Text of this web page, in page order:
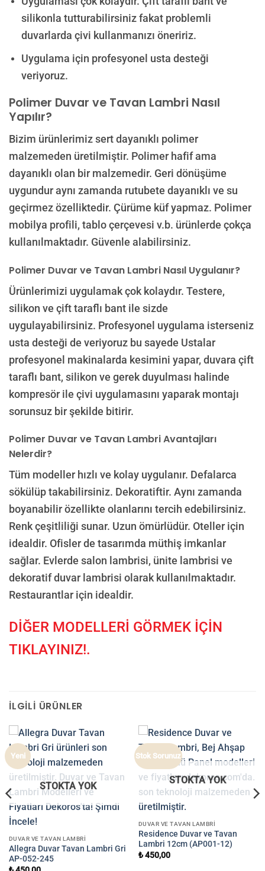
silikonla tutturabilirsiniz fakat problemli
duvarlarda çivi kullanmanızı öneririz.
Uygulama için profesyonel usta desteği
veriyoruz.
Polimer Duvar ve Tavan Lambri Nasıl
Yapılır?
Bizim ürünlerimiz sert dayanıklı polimer
malzemeden üretilmiştir. Polimer hafif ama
dayanıklı olan bir malzemedir. Geri dönüşüme
uygundur aynı zamanda rutubete dayanıklı ve su
geçirmez özelliktedir. Çürüme küf yapmaz. Polimer
mobilya profili, tablo çerçevesi v.b. ürünlerde çokça
kullanılmaktadır. Güvenle alabilirsiniz.
Polimer Duvar ve Tavan Lambri Nasıl Uygulanır?
Ürünlerimizi uygulamak çok kolaydır. Testere,
silikon ve çift taraflı bant ile sizde
uygulayabilirsiniz. Profesyonel uygulama isterseniz
usta desteği de veriyoruz bu sayede Ustalar
profesyonel makinalarda kesimini yapar, duvara çift
taraflı bant, silikon ve gerek duyulması halinde
kompresör ile çivi uygulamasını yaparak montajı
sorunsuz bir şekilde bitirir.
Polimer Duvar ve Tavan Lambri Avantajları
Nelerdir?
Tüm modeller hızlı ve kolay uygulanır. Defalarca
sökülüp takabilirsiniz. Dekoratiftir. Aynı zamanda
boyanabilir özellikte olanlarını tercih edebilirsiniz.
Renk çeşitliliği sunar. Uzun ömürlüdür. Oteller için
idealdir. Ofisler de tasarımda müthiş imkanlar
sağlar. Evlerde salon lambrisi, ünite lambrisi ve
dekoratif duvar lambrisi olarak kullanılmaktadır.
Restaurantlar için idealdir.
DİĞER MODELLERİ GÖRMEK İÇİN
TIKLAYINIZ!.
İLGILI ÜRÜNLER
Yeni
STOKTA YOK
DUVAR VE TAVAN LAMBRI
Allegra Duvar Tavan Lambri Gri
AP-052-245
Stok Sorunuz
STOKTA YOK
DUVAR VE TAVAN LAMBRI
Residence Duvar ve Tavan
Lambri 12cm (AP001-12)
₺450,00